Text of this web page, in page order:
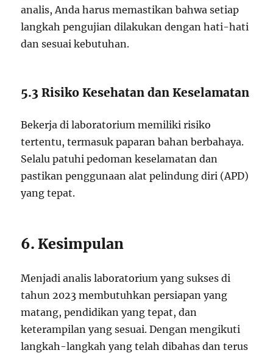
analis, Anda harus memastikan bahwa setiap
langkah pengujian dilakukan dengan hati-hati
dan sesuai kebutuhan.
5.3 Risiko Kesehatan dan Keselamatan
Bekerja di laboratorium memiliki risiko
tertentu, termasuk paparan bahan berbahaya.
Selalu patuhi pedoman keselamatan dan
pastikan penggunaan alat pelindung diri (APD)
yang tepat.
6. Kesimpulan
Menjadi analis laboratorium yang sukses di
tahun 2023 membutuhkan persiapan yang
matang, pendidikan yang tepat, dan
keterampilan yang sesuai. Dengan mengikuti
langkah-langkah yang telah dibahas dan terus